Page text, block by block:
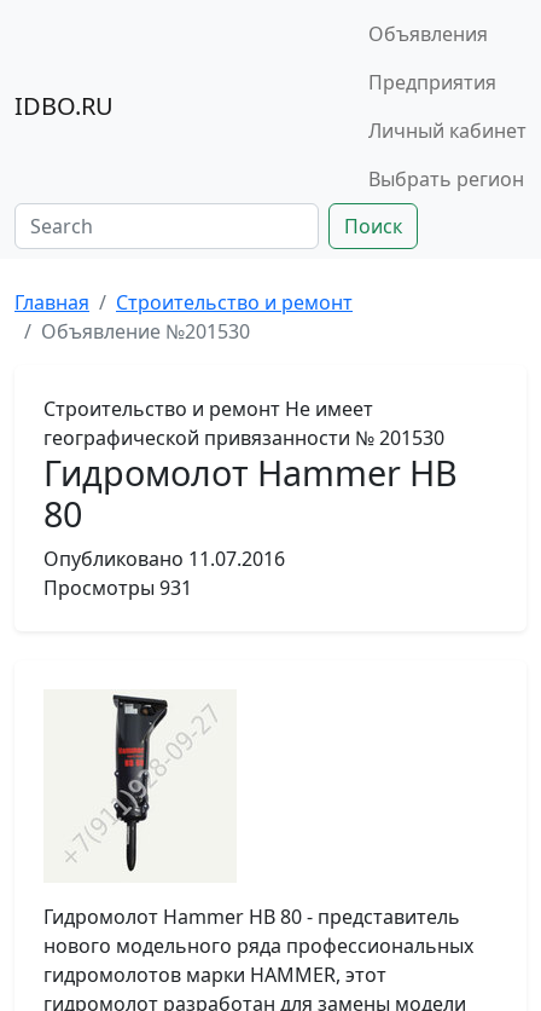
IDBO.RU
Объявления
Предприятия
Личный кабинет
Выбрать регион
Поиск
Главная
Строительство и ремонт
Объявление №201530
Строительство и ремонт Не имеет
географической привязанности № 201530
Гидромолот Hammer HB
80
Опубликовано 11.07.2016
Просмотры 931
Гидромолот Hammer HB 80 - представитель
нового модельного ряда профессиональных
гидромолотов марки HAMMER, этот
гидромолот разработан для замены модели